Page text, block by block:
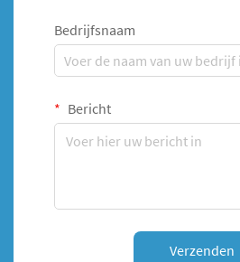
Bedrijfsnaam
Bericht
Verzenden